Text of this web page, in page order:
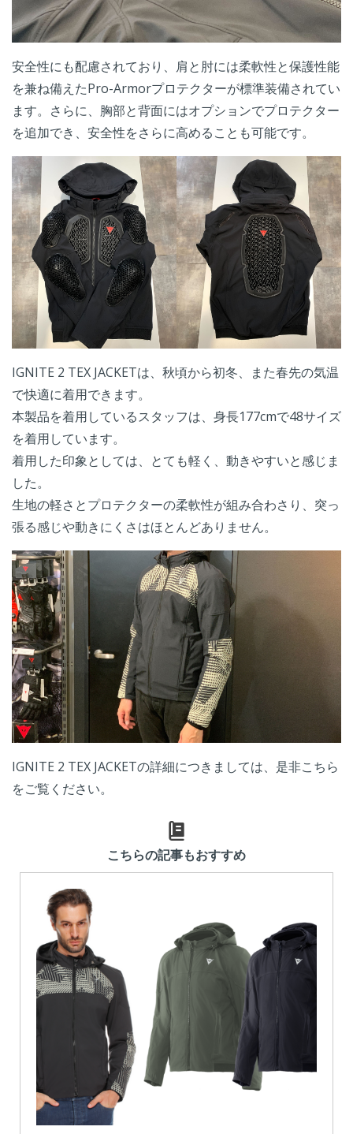
安全性にも配慮されており、肩と肘には柔軟性と保護性能
を兼ね備えたPro-Armorプロテクターが標準装備されてい
ます。さらに、胸部と背面にはオプションでプロテクター
を追加でき、安全性をさらに高めることも可能です。
IGNITE 2 TEX JACKETは、秋頃から初冬、また春先の気温
で快適に着用できます。
本製品を着用しているスタッフは、身長177cmで48サイズ
を着用しています。
着用した印象としては、とても軽く、動きやすいと感じま
した。
生地の軽さとプロテクターの柔軟性が組み合わさり、突っ
張る感じや動きにくさはほとんどありません。
IGNITE 2 TEX JACKETの詳細につきましては、是非こちら
をご覧ください。
こちらの記事もおすすめ